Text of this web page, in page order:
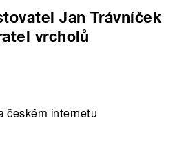
Jan Trávníček
vrcholů
českém internetu